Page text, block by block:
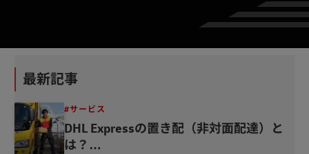
最新記事
#サービス
DHL Expressの置き配（非対面配達）と
は？